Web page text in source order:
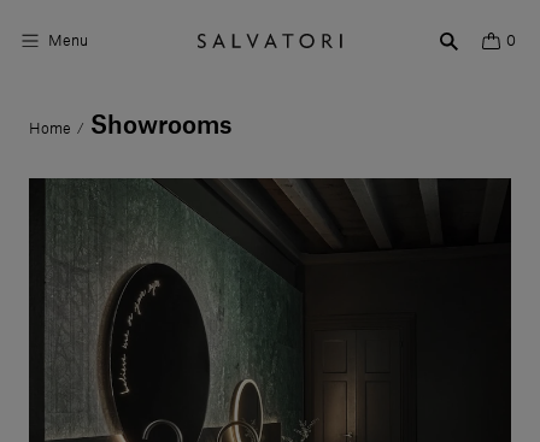
Menu 0
Superfici
Arredo bagno
Arredo casa
Ambienti
Shop the Look
Storie di Design
Home / Showrooms